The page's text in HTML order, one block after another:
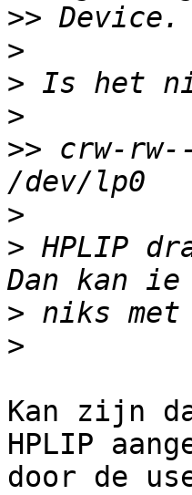
>>
>
>
>
>> crw-
>
> HPLIP
>
>
Kan zijn
HPLIP
door de